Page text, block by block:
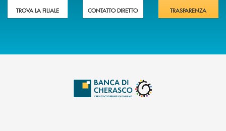
TROVA LA FILIALE CONTATTO DIRETTO TRASPARENZA